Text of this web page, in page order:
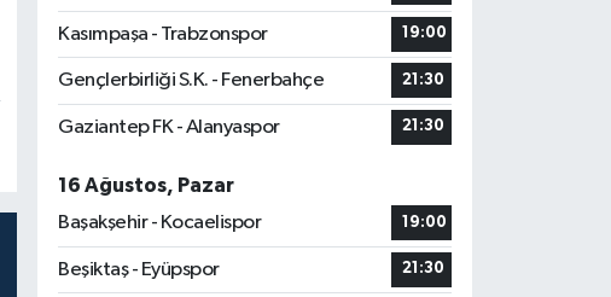
Kasımpaşa - Trabzonspor 19:00
Gençlerbirliği S.K. - Fenerbahçe 21:30
Gaziantep FK - Alanyaspor 21:30
16 Ağustos, Pazar
Başakşehir - Kocaelispor
19:00
Beşiktaş - Eyüpspor 21:30